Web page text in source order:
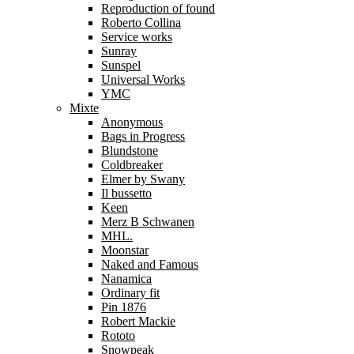
Reproduction of found
Roberto Collina
Service works
Sunray
Sunspel
Universal Works
YMC
Mixte
Anonymous
Bags in Progress
Blundstone
Coldbreaker
Elmer by Swany
Il bussetto
Keen
Merz B Schwanen
MHL.
Moonstar
Naked and Famous
Nanamica
Ordinary fit
Pin 1876
Robert Mackie
Rototo
Snowpeak